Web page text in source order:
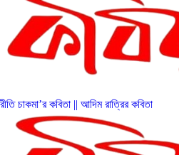
রীতি চাকমা’র কবিতা || আদিম রাত্রির কবিতা